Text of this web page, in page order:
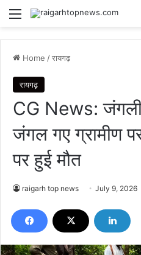
Menu
Home /रायगढ़
रायगढ़
CG News:
जंगल गए ग्रामीण
पर हुई मौत
raigarh top news July 9, 2026